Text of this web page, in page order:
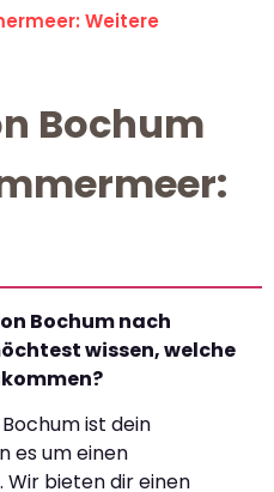
Weitere
Bochum
Bochum nach
wissen, welche
ist dein
es um einen
Wir bieten dir einen